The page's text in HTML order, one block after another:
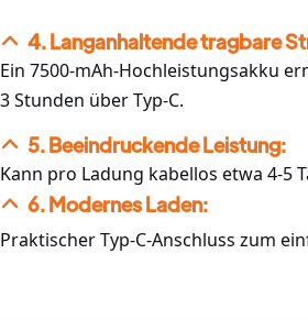
4. Langanhaltende tragbare
Ein 7500-mAh-Hochleistungsakku
3 Stunden über Typ-C.
5. Beeindruckende Leistung:
Kann pro Ladung kabellos etwa 4-5
6. Modernes Laden:
Praktischer Typ-C-Anschluss zum